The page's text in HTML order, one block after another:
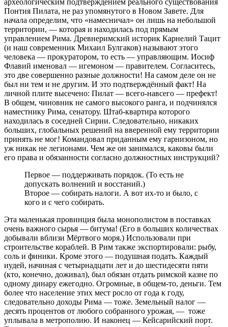
Понтия Пилата, не раз упомянутого в Новом Завете. Для
начала определим, что «намесничал» он лишь на небольшой
территории, — которая и находилась под прямым
управлением Рима. Древнеримский историк Карнелий Тацит
(и наш современник Михаил Булгаков) называют этого
человека — прокуратором, то есть — управляющим. Иосиф
Флавий именовал — игемоном — правителем. Согласитесь,
это две совершенно разные должности! На самом деле он не
был ни тем и не другим. И это подтверждённый факт! На
личной плите высечено: Пилат — всего-навсего — префект!
В общем, чиновник не самого высокого ранга, и подчинялся
наместнику Рима, сенатору. Штаб-квартира которого
находилась в соседней Сирии. Следовательно, никаких
больших, глобальных решений на вверенной ему территории
принять не мог! Командовал приданным ему гарнизоном, но
уж никак не легионами. Чем же он занимался, каковы были
его права и обязанности согласно должностных инструкций?
Первое — поддерживать порядок. (То есть не
допускать волнений и восстаний.)
Второе — собирать налоги. А вот их-то и было, с
кого и с чего собирать.
Эта маленькая провинция была монополистом в поставках
очень важного сырья — битума! (Его в больших количествах
добывали вблизи Мёртвого моря.) Использовали при
строительстве кораблей. В Рим также экспортировали: рыбу,
соль и финики. Кроме этого — подушная подать. Каждый
иудей, начиная с четырнадцати лет и до шестидесяти пяти
(кто, конечно, доживал), был обязан отдать римской казне по
одному динару ежегодно. Огромные, в общем-то, деньги. Тем
более что население этих мест росло от года к году,
следовательно доходы Рима — тоже. Земельный налог —
десять процентов от любого собранного урожая, — тоже
уплывала в метрополию. И наконец — Кейсарийский порт.